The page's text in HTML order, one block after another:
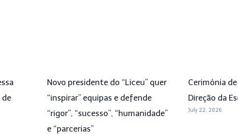
Novo presidente do “Liceu” quer
“inspirar” equipas e defende
“rigor”, “sucesso”, “humanidade”
e “parcerias”
Cerimónia
Direção da
July 22, 2026